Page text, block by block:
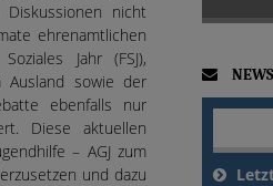
nicht
ehrenamtlichen
Jahr (FSJ),
Ausland sowie der
ebenfalls nur
Diese aktuellen
– AGJ zum
und dazu